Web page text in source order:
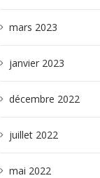
mars 2023
janvier 2023
décembre 2022
juillet 2022
mai 2022